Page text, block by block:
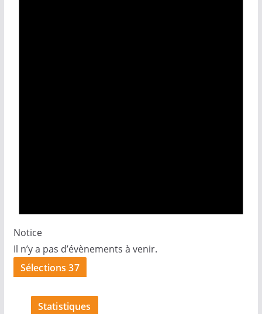
Notice
Il n’y a pas d’évènements à venir.
Sélections 37
Statistiques